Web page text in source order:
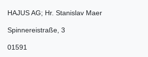
HAJUS AG; Hr. Stanislav Maer
Spinnereistraße 3
01591